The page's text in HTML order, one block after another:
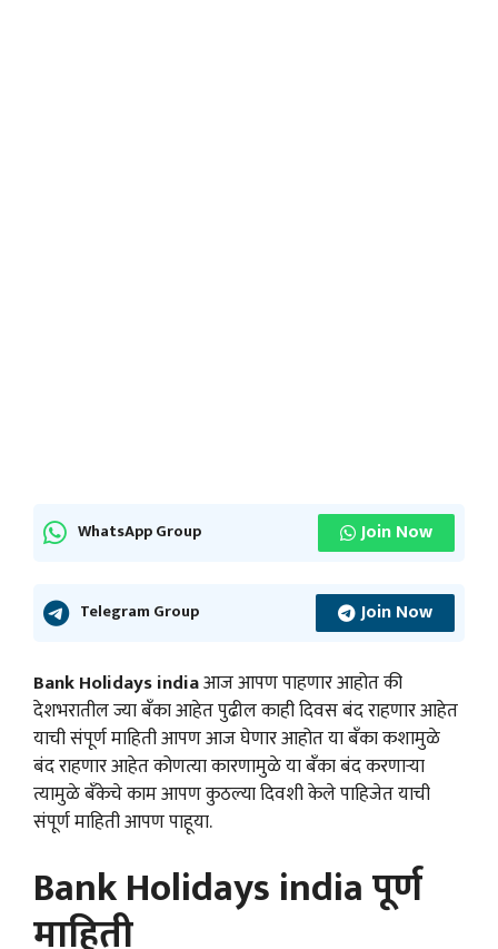
WhatsApp Group Join Now
Telegram Group Join Now
Bank Holidays indiaआज आपण पाहणार आहोत की
देशभरातील ज्या बँका आहेत पुढील काही दिवस बंद राहणार आहेत
याची संपूर्ण माहिती आपण आज घेणार आहोत या बँका कशामुळे
बंद राहणार आहेत कोणत्या कारणामुळे या बँका बंद करणाऱ्या
त्यामुळे बँकेचे काम आपण कुठल्या दिवशी केले पाहिजेत याची
संपूर्ण माहिती आपण पाहूया.
Bank Holidays india पूर्ण
माहिती